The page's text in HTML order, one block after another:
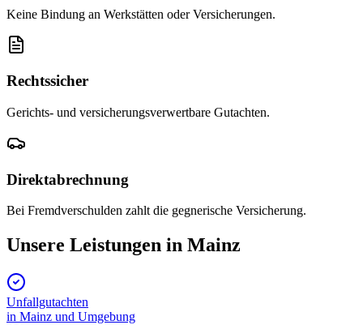
Keine Bindung an Werkstätten oder Versicherungen.
Rechtssicher
Gerichts- und versicherungsverwertbare Gutachten.
Direktabrechnung
Bei Fremdverschulden zahlt die gegnerische Versicherung.
Unsere Leistungen in Mainz
Unfallgutachten
in Mainz und Umgebung